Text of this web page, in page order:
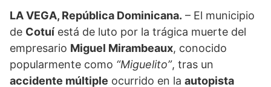
LA VEGA, República Dominicana. – El municipio
de Cotuí está de luto por la trágica muerte del
empresario Miguel Mirambeaux, conocido
popularmente como “Miguelito”, tras un
accidente múltiple ocurrido en la autopista